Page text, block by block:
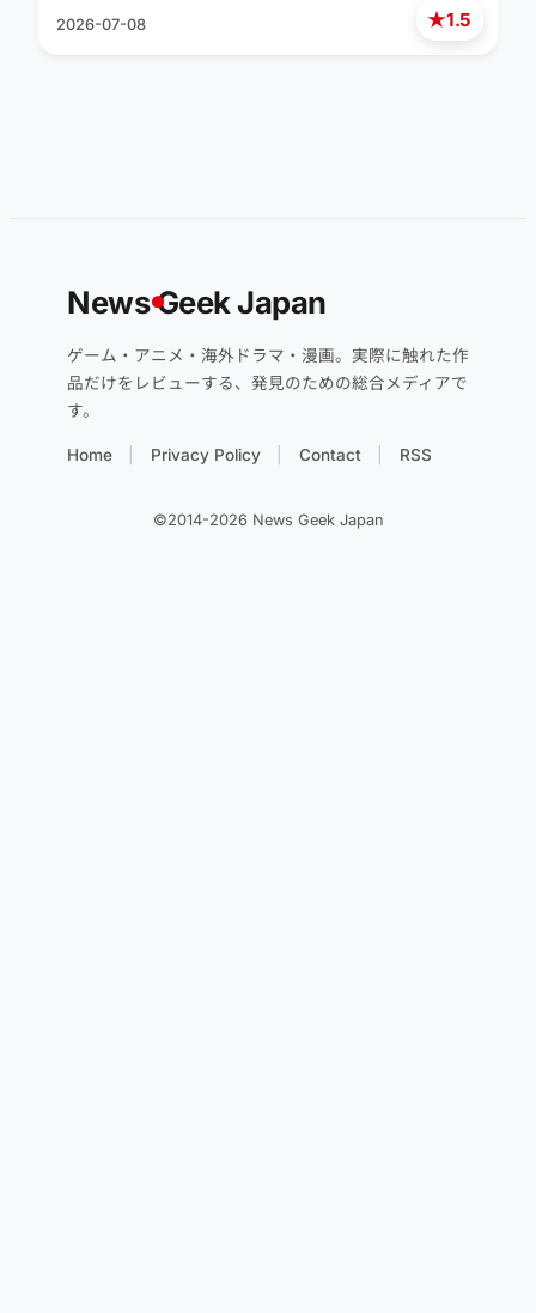
★1.5
2026-07-08
NewsGeek Japan
ゲーム・アニメ・海外ドラマ・漫画。実際に触れた作
品だけをレビューする、発見のための総合メディアで
す。
Home Privacy Policy Contact RSS
©2014-2026 News Geek Japan